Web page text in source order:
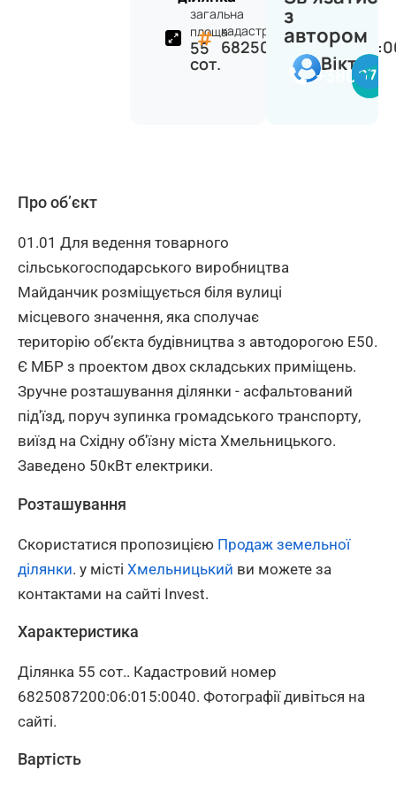
загальна
площа:
55
сот.
кадастр:
з
автором
Віктор
Про об’єкт
01.01 Для ведення товарного
сільськогосподарського виробництва
Майданчик розміщується біля вулиці
місцевого значення, яка сполучає
територію об’єкта будівництва з автодорогою Е50.
Є МБР з проектом двох складських приміщень.
Зручне розташування ділянки - асфальтований
під'їзд, поруч зупинка громадського транспорту,
виїзд на Східну об'їзну міста Хмельницького.
Заведено 50кВт електрики.
Розташування
Скористатися пропозицією Продаж земельної
ділянки. у місті Хмельницький ви можете за
контактами на сайті Invest.
Характеристика
Ділянка 55 сот.. Кадастровий номер
6825087200:06:015:0040. Фотографії дивіться на
сайті.
Вартість